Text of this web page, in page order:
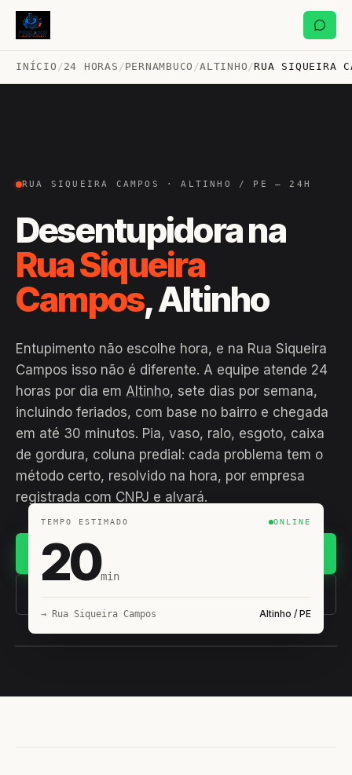
INÍCIO /24 HORAS /PERNAMBUCO /ALTINHO /RUA SIQUEIRA
RUA SIQUEIRA CAMPOS · ALTINHO / PE — 24H
Desentupidora na
Rua Siqueira
Campos, Altinho
Entupimento não escolhe hora, e na Rua Siqueira
Campos isso não é diferente. A equipe atende 24
horas por dia em Altinho, sete dias por semana,
incluindo feriados, com base no bairro e chegada
em até 30 minutos. Pia, vaso, ralo, esgoto, caixa
de gordura, coluna predial: cada problema tem o
método certo, resolvido na hora, por empresa
registrada com CNPJ e alvará.
(11) 93407-8838
TEMPO ESTIMADO ONLINE
20min
→ Rua Siqueira Campos Altinho / PE